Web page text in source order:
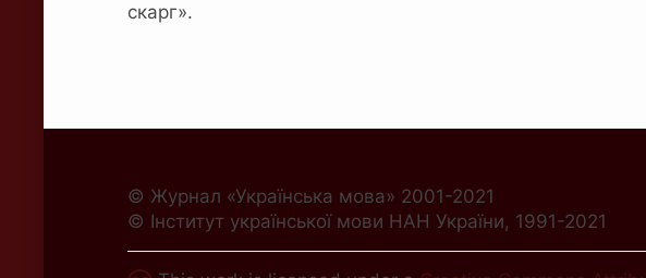
скарг».
© Журнал «Українська мова» 2001-2021
© Інститут української мови НАН України, 1991-2021